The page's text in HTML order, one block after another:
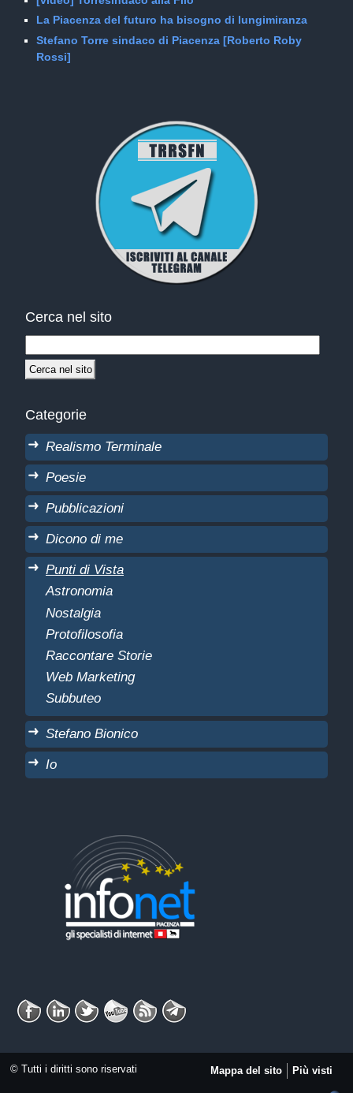
La Piacenza del futuro ha bisogno di lungimiranza
Stefano Torre sindaco di Piacenza [Roberto Roby
Rossi]
Cerca nel sito
Categorie
Realismo Terminale
Poesie
Pubblicazioni
Dicono di me
Punti di Vista
Astronomia
Nostalgia
Protofilosofia
Raccontare Storie
Web Marketing
Subbuteo
Stefano Bionico
Io
© Tutti i diritti sono riservati Mappa del sito Più visti